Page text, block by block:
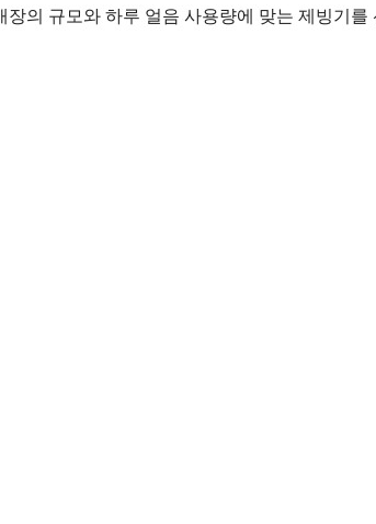
의 규모와 하루 얼음 사용량에 맞는 제빙기를